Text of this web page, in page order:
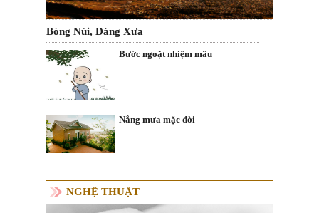
Bóng Núi, Dáng Xưa
Bước ngoặt nhiệm mầu
Nắng mưa mặc đời
NGHỆ THUẬT